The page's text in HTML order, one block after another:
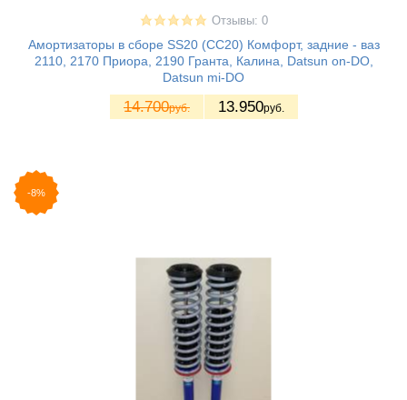
Отзывы: 0
Амортизаторы в сборе SS20 (СС20) Комфорт, задние - ваз
2110, 2170 Приора, 2190 Гранта, Калина, Datsun on-DO,
Datsun mi-DO
14.700руб. 13.950руб.
-8%